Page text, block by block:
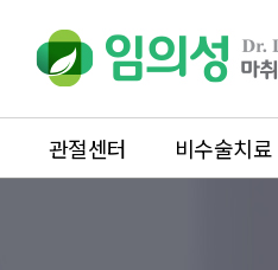
관절센터 비수술치료